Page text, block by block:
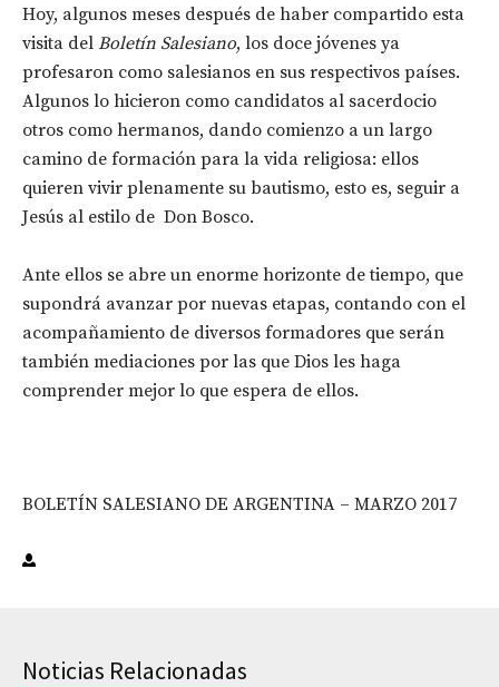
Hoy, algunos meses después de haber compartido esta
visita del Boletín Salesiano, los doce jóvenes ya
profesaron como salesianos en sus respectivos países.
Algunos lo hicieron como candidatos al sacerdocio
otros como hermanos, dando comienzo a un largo
camino de formación para la vida religiosa: ellos
quieren vivir plenamente su bautismo, esto es, seguir a
Jesús al estilo de Don Bosco.
Ante ellos se abre un enorme horizonte de tiempo, que
supondrá avanzar por nuevas etapas, contando con el
acompañamiento de diversos formadores que serán
también mediaciones por las que Dios les haga
comprender mejor lo que espera de ellos.
BOLETÍN SALESIANO DE ARGENTINA – MARZO 2017
Noticias Relacionadas